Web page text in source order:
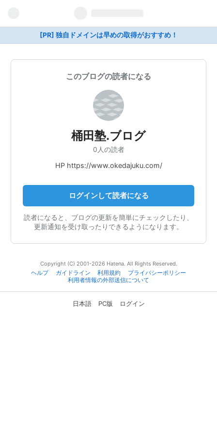
[PR] 独自ドメインは早めの取得がおすすめ！
このブログの読者になる
桶田塾.ブログ
0人の読者
HP https://www.okedajuku.com/
ログインして読者になる
読者になると、ブログの更新を簡単にチェックしたり、
更新通知を受け取ったりできるようになります。
Copyright (C) 2001-2026 Hatena. All Rights Reserved.
ヘルプ
ガイドライン 利用規約
プライバシーポリシー
利用者情報の外部送信について
日本語 PC版 ログイン